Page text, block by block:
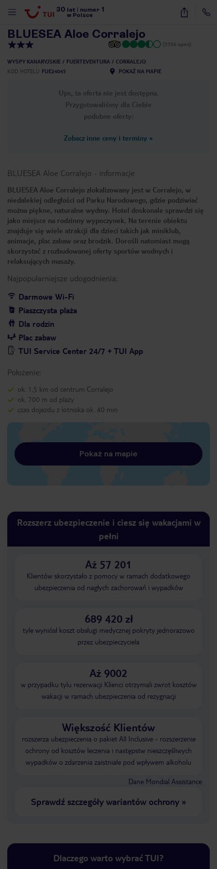
30 lat numer 1
w Polsce
31
BLUESEA Aloe Corralejo
(3356 opinii)
WYSPY KANARYJSKIE FUERTEVENTURA
CORRALEJO
KOD HOTELU FUE24045 POKAŻ NA MAPIE
Ups, ta oferta nie jest dostępna.
Przygotowaliśmy dla Ciebie
podobne oferty:
Zobacz inne ceny i terminy »
BLUESEA Aloe Corralejo - informacje
BLUESEA Aloe Corralejo zlokalizowany jest w Corralejo, w
niedalekiej odległości od Parku Narodowego, gdzie podziwiać
można piękne, naturalne wydmy. Hotel doskonale sprawdzi się
jako miejsce na rodzinny wypoczynek. Na terenie obiektu
znajduje się wiele atrakcji dla dzieci takich jak miniklub,
animacje, plac zabaw oraz brodzik. Dorośli natomiast mogą
skorzystać z rozbudowanej oferty sportów wodnych i
relaksujących masaży.
Najpopularniejsze udogodnienia:
Darmowe Wi-Fi
Piaszczysta plaża
Dla rodzin
Plac zabaw
TUI Service Center 24/7 + TUI App
Położenie:
ok. 1,5 km od centrum Corralejo
ok. 700 m od plaży
czas dojazdu z lotniska ok. 40 min
Pokaż na mapie
Rozszerz ubezpieczenie i ciesz się wakacjami w
pełni
Aż 57 201
Klientów skorzystało z pomocy w ramach dodatkowego
ubezpieczenia od nagłych zachorowań i wypadków
689 420 zł
tyle wyniósł koszt obsługi medycznej pokryty jednorazowo
przez ubezpieczyciela
Aż 9002
w przypadku tylu rezerwacji Klienci otrzymali zwrot kosztów
wakacji w ramach ubezpieczenia od rezygnacji
Większość Klientów
rozszerza ubezpieczenia o pakiet All Inclusive - rozszerzenie
ochrony od kosztów leczenia i następstw nieszczęśliwych
wypadków o zdarzenia zaistniałe pod wpływem alkoholu
Dane Mondial Assistance
Sprawdź szczegóły wariantów ochrony»
Dlaczego warto wybrać TUI?